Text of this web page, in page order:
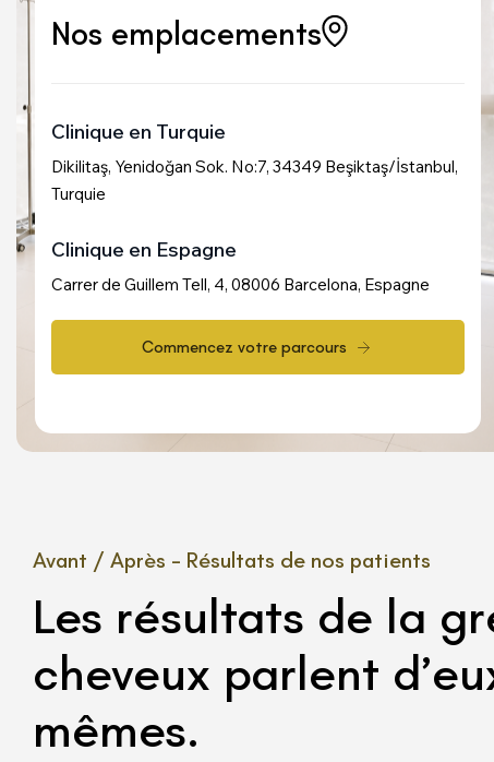
Nos emplacements
Clinique en Turquie
Dikilitaş, Yenidoğan Sok. No:7, 34349 Beşiktaş/İstanbul,
Turquie
Clinique en Espagne
Carrer de Guillem Tell, 4, 08006 Barcelona, Espagne
Avant / Après – Résultats de nos patients
Les résultats de la
cheveux parlent
mêmes.